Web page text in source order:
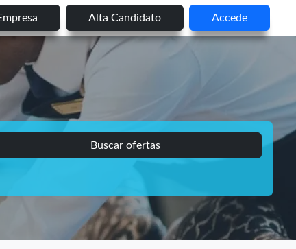
Alta Candidato Accede
Buscar ofertas